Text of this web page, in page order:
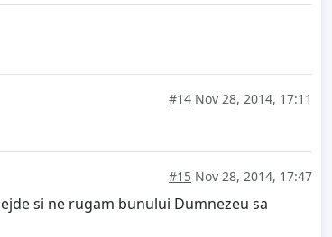
#14 Nov 28, 2014, 17:11
#15 Nov 28, 2014, 17:47
si ne rugam bunului Dumnezeu sa